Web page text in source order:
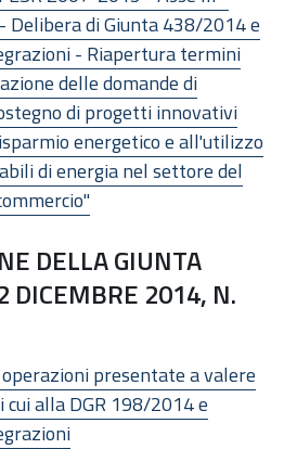
Delibera di Giunta 438/2014 e
- Riapertura termini
delle domande di
di progetti innovativi
energetico e all'utilizzo
di energia nel settore del
DELLA GIUNTA
DICEMBRE 2014, N.
presentate a valere
cui alla DGR 198/2014 e